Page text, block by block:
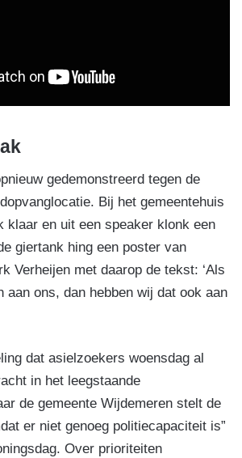
gedemonstreerd tegen de
Bij het gemeentehuis
klaar en uit een speaker klonk een
giertank hing een poster van
Verheijen met daarop de tekst: ‘Als
aan ons, dan hebben wij dat ook aan
dat asielzoekers woensdag al
in het leegstaande
de gemeente Wijdemeren stelt de
er niet genoeg politiecapaciteit is”
Over prioriteiten